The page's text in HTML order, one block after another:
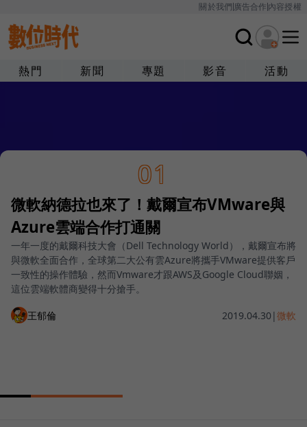
關於我們廣告合作內容授權
熱門 新聞 專題 影音 活動
01
微軟納德拉也來了！戴爾宣布VMware與
Azure雲端合作打通關
一年一度的戴爾科技大會（Dell Technology World），戴爾宣布將
與微軟全面合作，全球第二大公有雲Azure將攜手VMware提供客戶
一致性的操作體驗，然而Vmware才跟AWS及Google Cloud聯姻，
這位雲端軟體商變得十分搶手。
王郁倫 2019.04.30 |微軟